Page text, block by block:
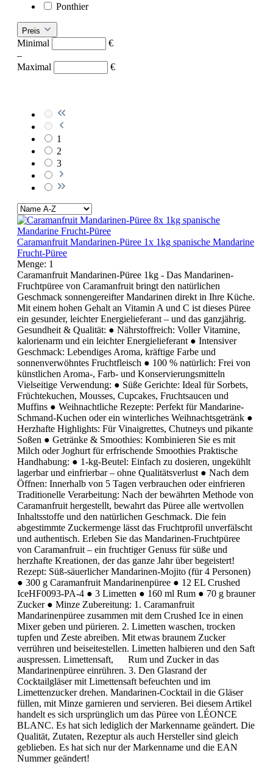
Ponthier
Preis
Minimal
€
–
Maximal
€
1
2
3
Caramanfruit Mandarinen-Püree 1x 1kg spanische Mandarine
Frucht-Püree
Menge: 1
Caramanfruit Mandarinen-Püree 1kg - Das Mandarinen-
Fruchtpüree von Caramanfruit bringt den natürlichen
Geschmack sonnengereifter Mandarinen direkt in Ihre Küche.
Mit einem hohen Gehalt an Vitamin A und C ist dieses Püree
ein gesunder, leichter Energielieferant – und das ganzjährig.
Gesundheit & Qualität: ● Nährstoffreich: Voller Vitamine,
kalorienarm und ein leichter Energielieferant ● Intensiver
Geschmack: Lebendiges Aroma, kräftige Farbe und
sonnenverwöhntes Fruchtfleisch ● 100 % natürlich: Frei von
künstlichen Aroma-, Farb- und Konservierungsmitteln
Vielseitige Verwendung: ● Süße Gerichte: Ideal für Sorbets,
Früchtekuchen, Mousses, Cupcakes, Fruchtsaucen und
Muffins ● Weihnachtliche Rezepte: Perfekt für Mandarine-
Schmand-Kuchen oder ein winterliches Weihnachtsgetränk ●
Herzhafte Highlights: Für Vinaigrettes, Chutneys und pikante
Soßen ● Getränke & Smoothies: Kombinieren Sie es mit
Milch oder Joghurt für erfrischende Smoothies Praktische
Handhabung: ● 1-kg-Beutel: Einfach zu dosieren, ungekühlt
lagerbar und einfrierbar – ohne Qualitätsverlust ● Nach dem
Öffnen: Innerhalb von 5 Tagen verbrauchen oder einfrieren
Traditionelle Verarbeitung: Nach der bewährten Methode von
Caramanfruit hergestellt, bewahrt das Püree alle wertvollen
Inhaltsstoffe und den natürlichen Geschmack. Die fein
abgestimmte Zuckermenge lässt das Fruchtprofil unverfälscht
und authentisch. Erleben Sie das Mandarinen-Fruchtpüree
von Caramanfruit – ein fruchtiger Genuss für süße und
herzhafte Kreationen, der das ganze Jahr über begeistert!
Rezept: Süß-säuerlicher Mandarinen-Mojito (für 4 Personen)
● 300 g Caramanfruit Mandarinenpüree ● 12 EL Crushed
IceHF0093-PA-4 ● 3 Limetten ● 160 ml Rum ● 70 g brauner
Zucker ● Minze Zubereitung: 1. Caramanfruit
Mandarinenpüree zusammen mit dem Crushed Ice in einen
Mixer geben und pürieren. 2. Limetten waschen, trocken
tupfen und Zeste abreiben. Mit etwas braunem Zucker
verrühren und beiseitestellen. Limetten halbieren und den Saft
auspressen. Limettensaft, Rum und Zucker in das
Mandarinenpüree einrühren. 3. Den Glasrand der
Cocktailgläser mit Limettensaft befeuchten und im
Limettenzucker drehen. Mandarinen-Cocktail in die Gläser
füllen, mit Minze garnieren und servieren. Bei diesem Artikel
handelt es sich ursprünglich um das Püree von LÉONCE
BLANC. Es hat sich lediglich der Markenname geändert. Die
Qualität, Zutaten, Rezeptur als auch Hersteller sind gleich
geblieben. Es hat sich nur der Markenname und die EAN
Nummer geändert!